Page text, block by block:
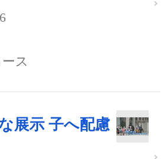
ス
展示 子へ配慮